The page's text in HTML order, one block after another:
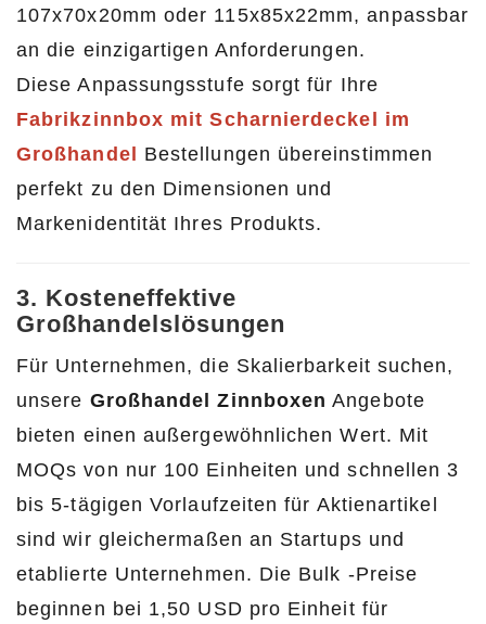
107x70x20mm oder 115x85x22mm, anpassbar
an die einzigartigen Anforderungen.
Diese Anpassungsstufe sorgt für Ihre
Fabrikzinnbox mit Scharnierdeckel im
Großhandel Bestellungen übereinstimmen
perfekt zu den Dimensionen und
Markenidentität Ihres Produkts.
3. Kosteneffektive
Großhandelslösungen
Für Unternehmen, die Skalierbarkeit suchen,
unsere Großhandel Zinnboxen Angebote
bieten einen außergewöhnlichen Wert. Mit
MOQs von nur 100 Einheiten und schnellen 3
bis 5-tägigen Vorlaufzeiten für Aktienartikel
sind wir gleichermaßen an Startups und
etablierte Unternehmen. Die Bulk -Preise
beginnen bei 1,50 USD pro Einheit für